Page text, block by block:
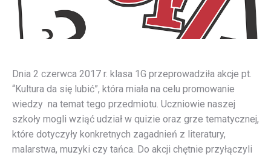
Dnia 2 czerwca 2017 r. klasa 1G przeprowadziła akcje pt.
“Kultura da się lubić”, która miała na celu promowanie
wiedzy na temat tego przedmiotu. Uczniowie naszej
szkoły mogli wziąć udział w quizie oraz grze tematycznej,
które dotyczyły konkretnych zagadnień z literatury,
malarstwa, muzyki czy tańca. Do akcji chętnie przyłączyli